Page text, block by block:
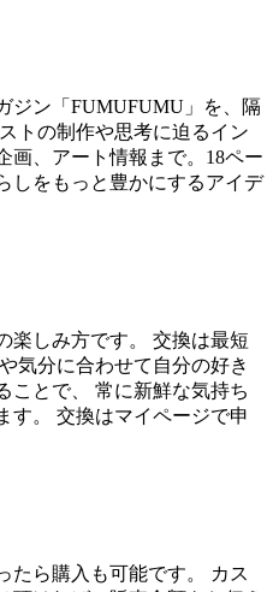
ジン「FUMUFUMU」を、隔
トの制作や思考に迫るイン
画、アート情報まで。18ペー
しをもっと豊かにするアイデ
楽しみ方です。 交換は最短
気分に合わせて自分の好き
ことで、 常に新鮮な気持ち
す。 交換はマイページで申
たら購入も可能です。 カス